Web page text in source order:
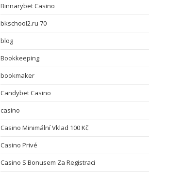
Binnarybet Casino
bkschool2.ru 70
blog
Bookkeeping
bookmaker
Candybet Casino
casino
Casino Minimální Vklad 100 Kč
Casino Privé
Casino S Bonusem Za Registraci